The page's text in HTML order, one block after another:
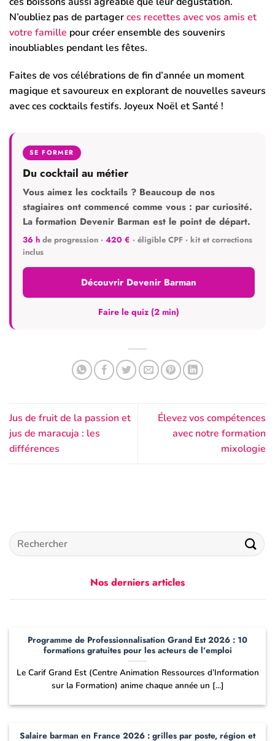
N’oubliez pas de partagerces recettes avec vos amis et
votre famille pour créer ensemble des souvenirs
inoubliables pendant les fêtes.
Faites de vos célébrations de fin d’année un moment
magique et savoureux en explorant de nouvelles saveurs
avec ces cocktails festifs. Joyeux Noël et Santé !
SE FORMER
Du cocktail au métier
Vous aimez les cocktails ? Beaucoup de nos
stagiaires ont commencé comme vous : par curiosité.
La formation Devenir Barman est le point de départ.
36 h de progression · 420 € · éligible CPF · kit et corrections
inclus
Découvrir Devenir Barman
Faire le quiz (2 min)
Jus de fruit de la passion et
jus de maracuja : les
différences
Élevez vos compétences
avec notre formation
mixologie
Nos derniers articles
Programme de Professionnalisation Grand Est 2026 : 10
formations gratuites pour les acteurs de l’emploi
Le Carif Grand Est (Centre Animation Ressources d’Information
sur la Formation) anime chaque année un [...]
Salaire barman en France 2026 : grilles par poste, région et